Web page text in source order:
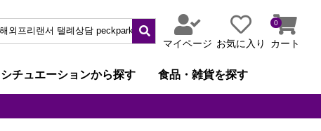
マイページ お気に入り
0
カート
チュエーションから探す 食品・雑貨を探す